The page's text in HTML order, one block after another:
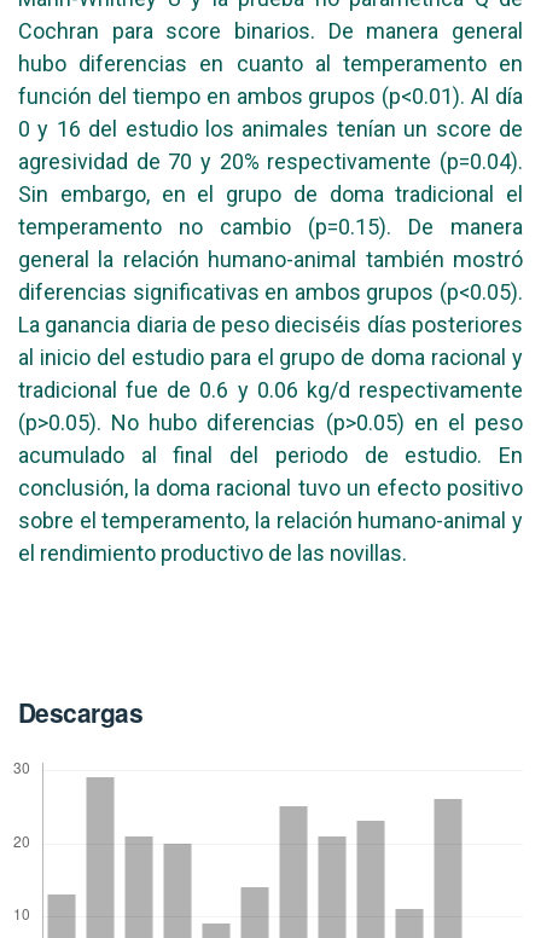
Cochran para score binarios. De manera general
hubo diferencias en cuanto al temperamento en
función del tiempo en ambos grupos (p<0.01). Al día
0 y 16 del estudio los animales tenían un score de
agresividad de 70 y 20% respectivamente (p=0.04).
Sin embargo, en el grupo de doma tradicional el
temperamento no cambio (p=0.15). De manera
general la relación humano-animal también mostró
diferencias significativas en ambos grupos (p<0.05).
La ganancia diaria de peso dieciséis días posteriores
al inicio del estudio para el grupo de doma racional y
tradicional fue de 0.6 y 0.06 kg/d respectivamente
(p>0.05). No hubo diferencias (p>0.05) en el peso
acumulado al final del periodo de estudio. En
conclusión, la doma racional tuvo un efecto positivo
sobre el temperamento, la relación humano-animal y
el rendimiento productivo de las novillas.
Descargas